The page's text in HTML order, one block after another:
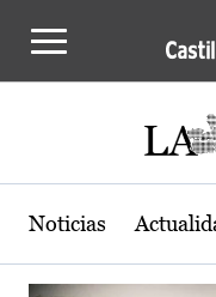
Actualidad de
Noticias